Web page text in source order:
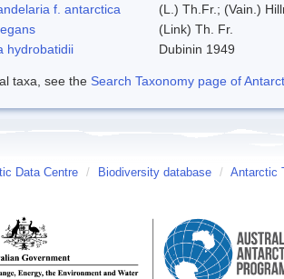
f. antarctica
(L.) Th.Fr.; (Vain.)
(Link) Th. Fr.
hydrobatidii
Dubinin 1949
taxa, see the Search Taxonomy page of
Data Centre / Biodiversity database / Antarctic